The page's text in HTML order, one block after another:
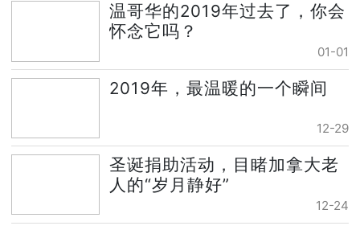
温哥华的2019年过去了，你会
怀念它吗？
01-01
2019年，最温暖的一个瞬间
12-29
圣诞捐助活动，目睹加拿大老
人的“岁月静好”
12-24